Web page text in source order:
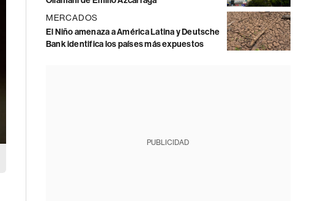
MERCADOS
El Niño amenaza a América Latina y Deutsche
Bank identifica los países más expuestos
PUBLICIDAD